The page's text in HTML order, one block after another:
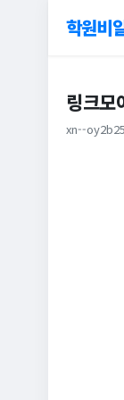
학원비
링크모
xn--